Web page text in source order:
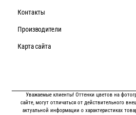
Контакты
Производители
Карта сайта
Уважаемые клиенты! Оттенки цветов на
сайте, могут отличаться от действительного
актуальной информации о характеристиках